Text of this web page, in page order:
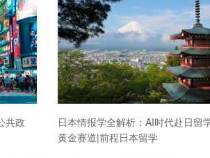
共政
日本情报学全解析：AI时代赴日留
黄金赛道|前程日本留学